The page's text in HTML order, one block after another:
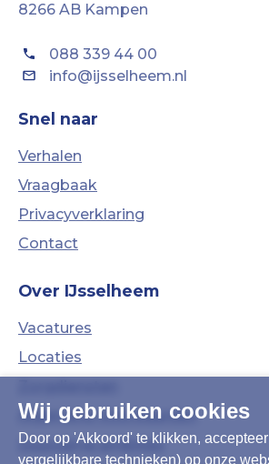
8266 AB Kampen
088 339 44 00
info@ijsselheem.nl
Snel naar
Verhalen
Vraagbaak
Privacyverklaring
Contact
Over IJsselheem
Vacatures
Locaties
Algemene Voorwaarden
Duurzame ambities
Wij gebruiken cookies
Door op 'Akkoord' te klikken,
vergelijkbare technieken) op onze